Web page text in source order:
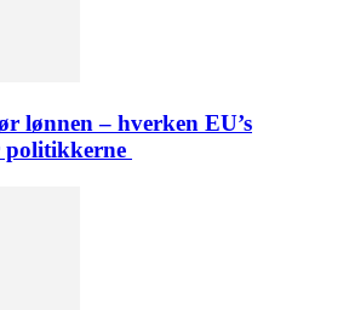
lønnen – hverken EU’s
politikkerne